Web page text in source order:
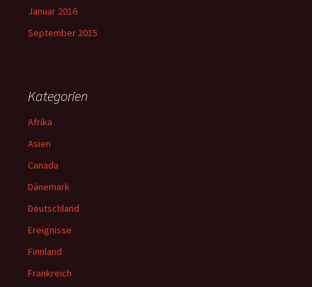
Januar 2016
September 2015
Kategorien
Afrika
Asien
Canada
Dänemark
Deutschland
Ereignisse
Finnland
Frankreich